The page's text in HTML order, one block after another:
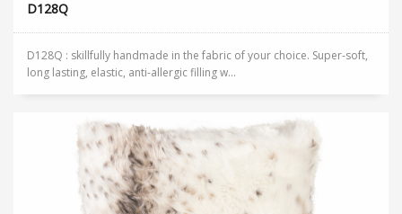
D128Q
D128Q : skillfully handmade in the fabric of your choice. Super-soft,
long lasting, elastic, anti-allergic filling w...